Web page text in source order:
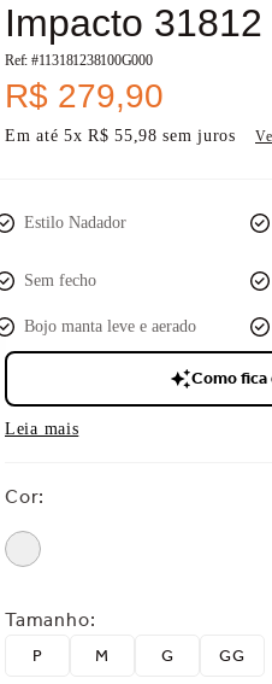
Impacto 31812
Ref: #113181238100G000
R$ 279,90
Em até 5xR$ 55,98 sem juros
Estilo Nadador
Sem fecho
Bojo manta leve e aerado
Como fica
Leia mais
Cor:
Tamanho:
P M G GG